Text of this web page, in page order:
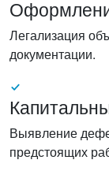
Легализация
документации.
Выявление
предстоящих